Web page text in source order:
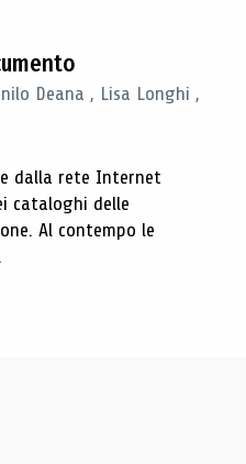
Deana , Lisa Longhi ,
dalla rete Internet
cataloghi delle
Al contempo le